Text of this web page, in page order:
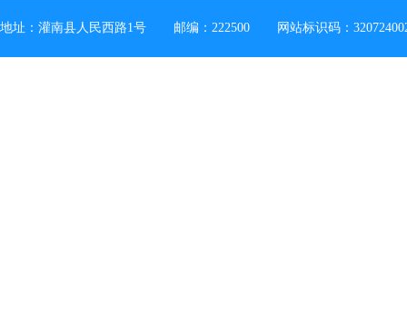
地址：灌南县人民西路1号 邮编：222500 网站标识码：